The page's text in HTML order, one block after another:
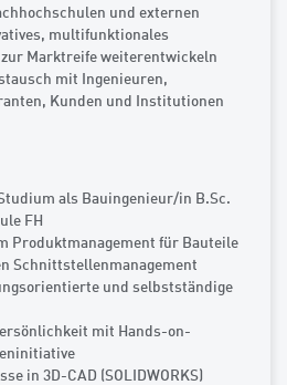
und externen
multifunktionales
Marktreife weiterentwickeln
mit Ingenieuren,
Kunden und Institutionen
als Bauingenieur/in B.Sc.
FH
Produktmanagement für Bauteile
Schnittstellenmanagement
und selbstständige
mit Hands-on-
in 3D-CAD (SOLIDWORKS)